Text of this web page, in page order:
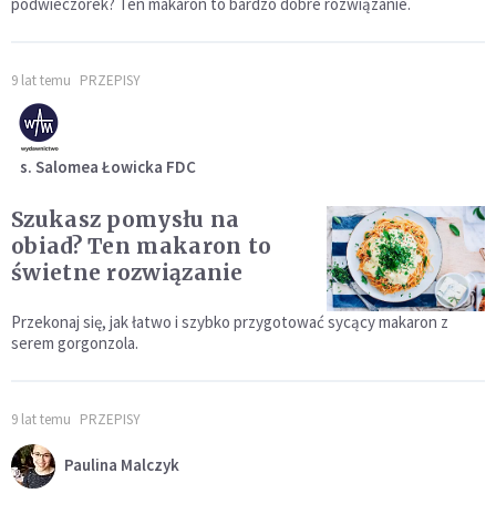
9 lat temu PRZEPISY
s. Salomea Łowicka FDC
Szukasz pomysłu na
obiad? Ten makaron to
świetne rozwiązanie
Przekonaj się, jak łatwo i szybko przygotować sycący makaron z
serem gorgonzola.
9 lat temu PRZEPISY
Paulina Malczyk